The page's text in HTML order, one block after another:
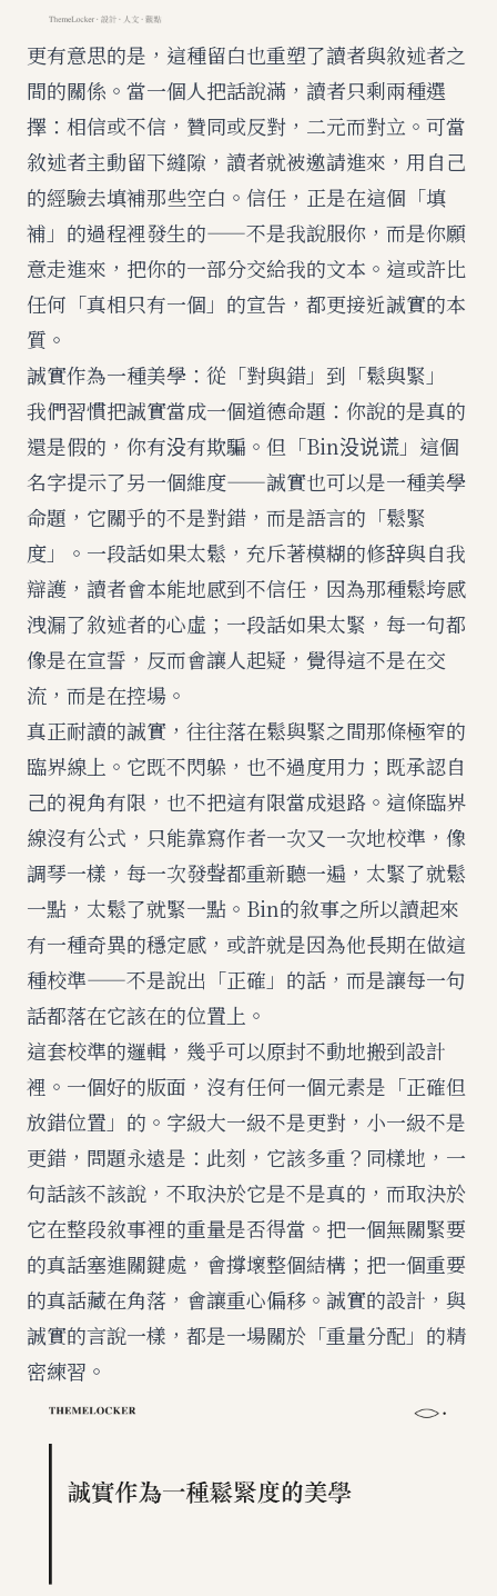
更有意思的是，這種留白也重塑了讀者與敘述者之
間的關係。當一個人把話說滿，讀者只剩兩種選
擇：相信或不信，贊同或反對，二元而對立。可當
敘述者主動留下縫隙，讀者就被邀請進來，用自己
的經驗去填補那些空白。信任，正是在這個「填
補」的過程裡發生的——不是我說服你，而是你願
意走進來，把你的一部分交給我的文本。這或許比
任何「真相只有一個」的宣告，都更接近誠實的本
質。
誠實作為一種美學：從「對與錯」到「鬆與緊」
我們習慣把誠實當成一個道德命題：你說的是真的
還是假的，你有没有欺騙。但「Bin没说谎」這個
名字提示了另一個維度——誠實也可以是一種美學
命題，它關乎的不是對錯，而是語言的「鬆緊
度」。一段話如果太鬆，充斥著模糊的修辞與自我
辯護，讀者會本能地感到不信任，因為那種鬆垮感
洩漏了敘述者的心虛；一段話如果太緊，每一句都
像是在宣誓，反而會讓人起疑，覺得這不是在交
流，而是在控場。
真正耐讀的誠實，往往落在鬆與緊之間那條極窄的
臨界線上。它既不閃躲，也不過度用力；既承認自
己的視角有限，也不把這有限當成退路。這條臨界
線沒有公式，只能靠寫作者一次又一次地校準，像
調琴一樣，每一次發聲都重新聽一遍，太緊了就鬆
一點，太鬆了就緊一點。Bin的敘事之所以讀起來
有一種奇異的穩定感，或許就是因為他長期在做這
種校準——不是說出「正確」的話，而是讓每一句
話都落在它該在的位置上。
這套校準的邏輯，幾乎可以原封不動地搬到設計
裡。一個好的版面，沒有任何一個元素是「正確但
放錯位置」的。字級大一級不是更對，小一級不是
更錯，問題永遠是：此刻，它該多重？同樣地，一
句話該不該說，不取決於它是不是真的，而取決於
它在整段敘事裡的重量是否得當。把一個無關緊要
的真話塞進關鍵處，會撐壞整個結構；把一個重要
的真話藏在角落，會讓重心偏移。誠實的設計，與
誠實的言說一樣，都是一場關於「重量分配」的精
密練習。